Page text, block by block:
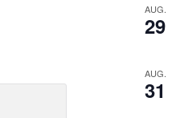
AUG.
29
AUG.
31